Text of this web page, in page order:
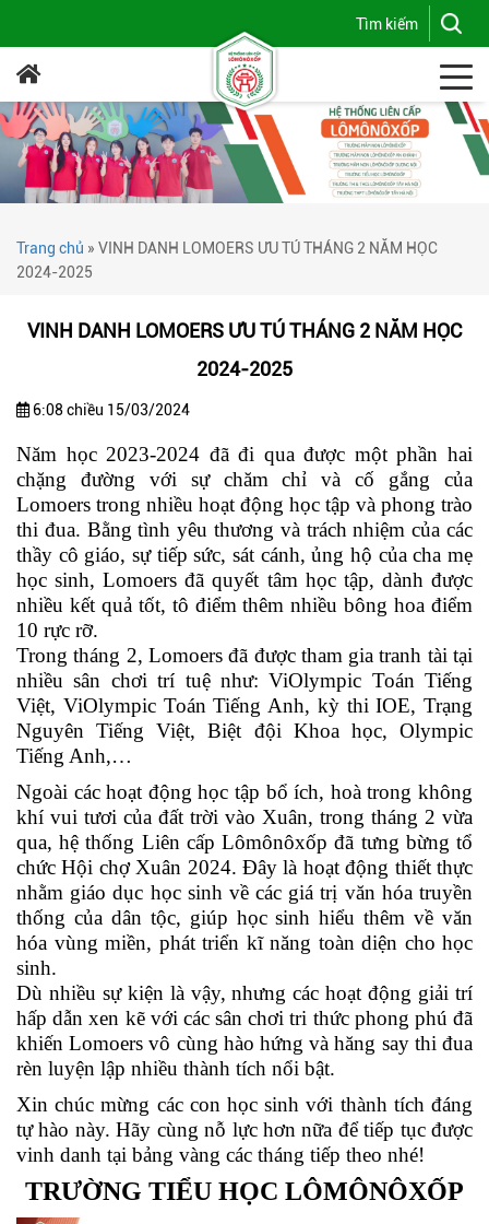
Trang chủ » VINH DANH LOMOERS ƯU TÚ THÁNG 2 NĂM HỌC
2024-2025
VINH DANH LOMOERS ƯU TÚ THÁNG 2 NĂM HỌC
2024-2025
6:08 chiều 15/03/2024
Năm học 2023-2024 đã đi qua được một phần hai
chặng đường với sự chăm chỉ và cố gắng của
Lomoers trong nhiều hoạt động học tập và phong trào
thi đua. Bằng tình yêu thương và trách nhiệm của các
thầy cô giáo, sự tiếp sức, sát cánh, ủng hộ của cha mẹ
học sinh, Lomoers đã quyết tâm học tập, dành được
nhiều kết quả tốt, tô điểm thêm nhiều bông hoa điểm
10 rực rỡ.
Trong tháng 2, Lomoers đã được tham gia tranh tài tại
nhiều sân chơi trí tuệ như: ViOlympic Toán Tiếng
Việt, ViOlympic Toán Tiếng Anh, kỳ thi IOE, Trạng
Nguyên Tiếng Việt, Biệt đội Khoa học, Olympic
Tiếng Anh,…
Ngoài các hoạt động học tập bổ ích, hoà trong không
khí vui tươi của đất trời vào Xuân, trong tháng 2 vừa
qua, hệ thống Liên cấp Lômônôxốp đã tưng bừng tổ
chức Hội chợ Xuân 2024. Đây là hoạt động thiết thực
nhằm giáo dục học sinh về các giá trị văn hóa truyền
thống của dân tộc, giúp học sinh hiểu thêm về văn
hóa vùng miền, phát triển kĩ năng toàn diện cho học
sinh.
Dù nhiều sự kiện là vậy, nhưng các hoạt động giải trí
hấp dẫn xen kẽ với các sân chơi tri thức phong phú đã
khiến Lomoers vô cùng hào hứng và hăng say thi đua
rèn luyện lập nhiều thành tích nổi bật.
Xin chúc mừng các con học sinh với thành tích đáng
tự hào này. Hãy cùng nỗ lực hơn nữa để tiếp tục được
vinh danh tại bảng vàng các tháng tiếp theo nhé!
TRƯỜNG TIỂU HỌC LÔMÔNÔXỐP